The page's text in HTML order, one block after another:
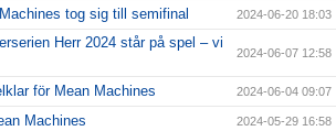
tog sig till semifinal 2024-06-20 18:03
Herr 2024 står på spel – vi
2024-06-07 12:58
för Mean Machines 2024-06-04 09:07
Machines 2024-05-29 16:58